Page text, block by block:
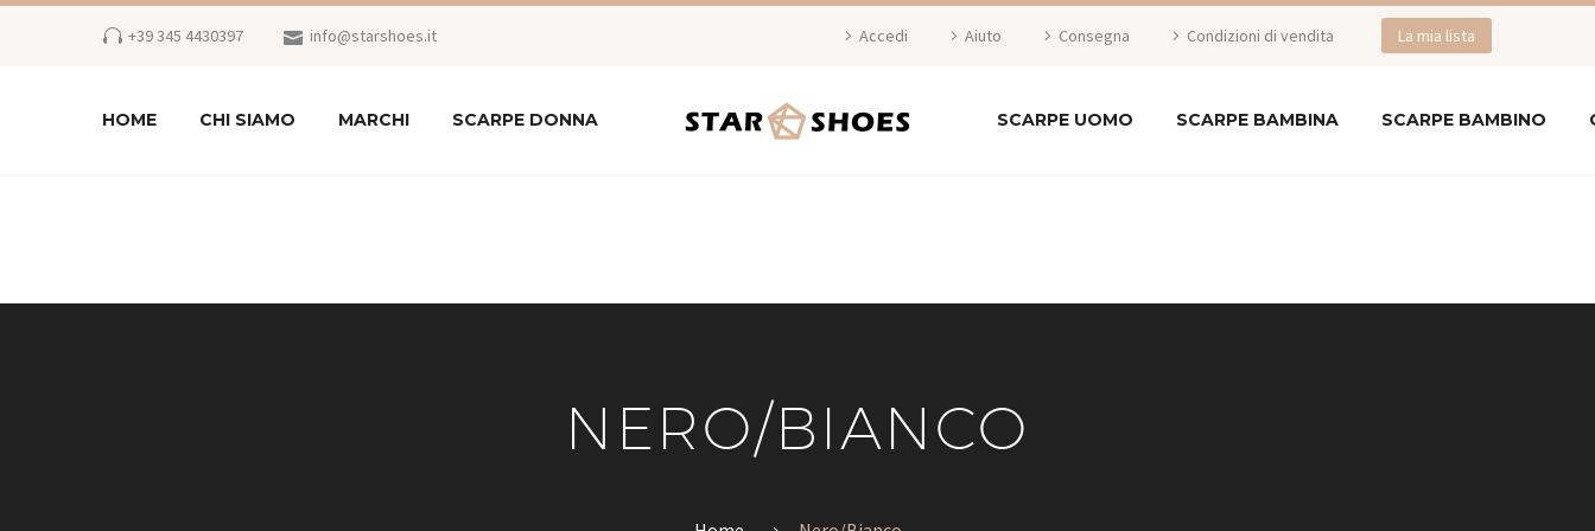
+39 345 4430397 info@starshoes.it Accedi Aiuto Consegna Condizioni di vendita La mia lista
HOME CHI SIAMO MARCHI SCARPE DONNA SCARPE UOMO SCARPE BAMBINA SCARPE BAMBINO
NERO/BIANCO